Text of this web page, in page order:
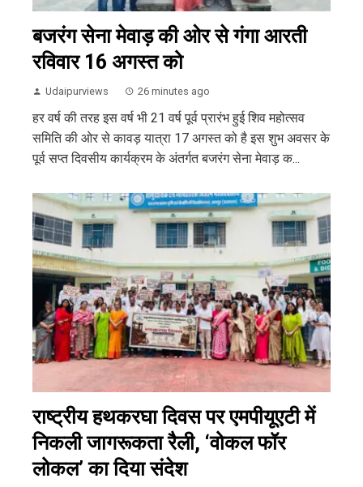
बजरंग सेना मेवाड़ की ओर से गंगा आरती
रविवार 16 अगस्त को
Udaipurviews 26 minutes ago
हर वर्ष की तरह इस वर्ष भी 21 वर्ष पूर्व प्रारंभ हुई शिव महोत्सव
समिति की ओर से कावड़ यात्रा 17 अगस्त को है इस शुभ अवसर के
पूर्व सप्त दिवसीय कार्यक्रम के अंतर्गत बजरंग सेना मेवाड़ क...
राष्ट्रीय हथकरघा दिवस पर एमपीयूएटी में
निकली जागरूकता रैली, ‘वोकल फॉर
लोकल’ का दिया संदेश